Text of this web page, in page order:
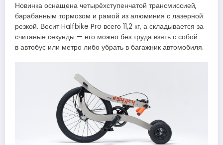
Новинка оснащена четырёхступенчатой трансмиссией,
барабанным тормозом и рамой из алюминия с лазерной
резкой. Весит Halfbike Pro всего 11,2 кг, а складывается за
считаные секунды — его можно без труда взять с собой
в автобус или метро либо убрать в багажник автомобиля.